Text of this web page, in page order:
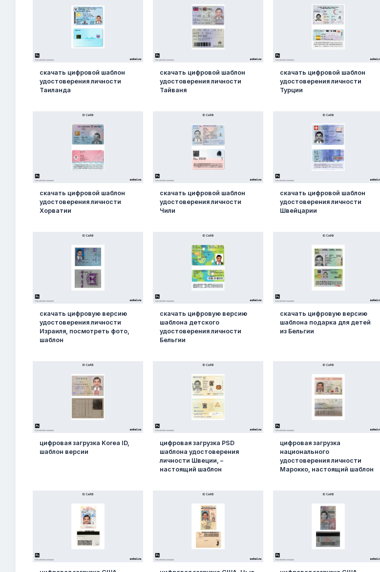
скачать цифровой шаблон
удостоверения личности
Таиланда
скачать цифровой шаблон
удостоверения личности
Тайваня
скачать цифровой шаблон
удостоверения личности
Турции
скачать цифровой шаблон
удостоверения личности
Хорватии
скачать цифровой шаблон
удостоверения личности
Чили
скачать цифровой шаблон
удостоверения личности
Швейцарии
скачать цифровую версию
удостоверения личности
Израиля, посмотреть фото,
шаблон
скачать цифровую версию
шаблона детского
удостоверения личности
Бельгии
скачать цифровую версию
шаблона подарка для детей
из Бельгии
цифровая загрузка Korea ID,
шаблон версии
цифровая загрузка PSD
шаблона удостоверения
личности Швеции, –
настоящий шаблон
цифровая загрузка
национального
удостоверения личности
Марокко, настоящий шаблон